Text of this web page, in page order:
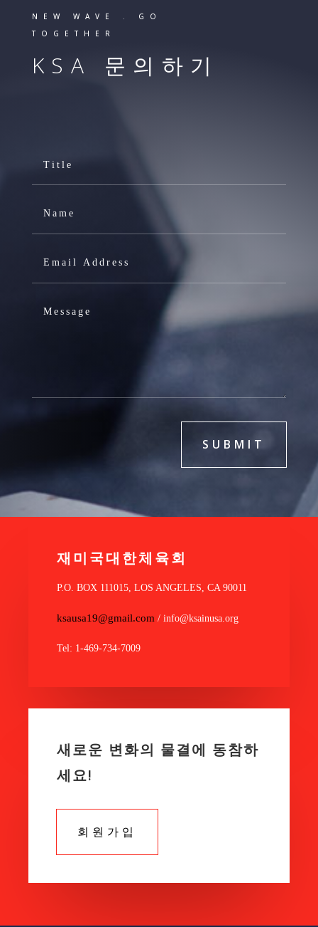
NEW WAVE . GO
TOGETHER
KSA 문의하기
SUBMIT
재미국대한체육회
P.O. BOX 111015, LOS ANGELES, CA 90011
ksausa19@gmail.com / info@ksainusa.org
Tel: 1-469-734-7009
새로운 변화의 물결에 동참하
세요!
회원가입